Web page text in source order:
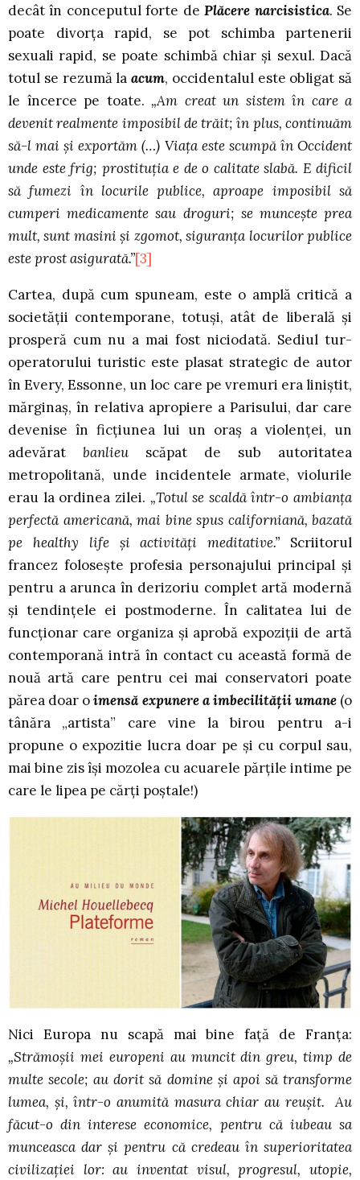
decât în conceputul forte dePlăcere narcisistica. Se
poate divorţa rapid, se pot schimba partenerii
sexuali rapid, se poate schimbă chiar şi sexul. Dacă
totul se rezumă la acum, occidentalul este obligat să
le încerce pe toate. „Am creat un sistem în care a
devenit realmente imposibil de trăit; în plus, continuăm
să-l mai şi exportăm (…) Viaţa este scumpă în Occident
unde este frig; prostituţia e de o calitate slabă. E dificil
să fumezi în locurile publice, aproape imposibil să
cumperi medicamente sau droguri; se munceşte prea
mult, sunt masini şi zgomot, siguranţa locurilor publice
este prost asigurată.”[3]
Cartea, după cum spuneam, este o amplă critică a
societăţii contemporane, totuşi, atât de liberală şi
prosperă cum nu a mai fost niciodată. Sediul tur-
operatorului turistic este plasat strategic de autor
în Every, Essonne, un loc care pe vremuri era liniştit,
mărginaş, în relativa apropiere a Parisului, dar care
devenise în ficţiunea lui un oraş a violenţei, un
adevărat banlieu scăpat de sub autoritatea
metropolitană, unde incidentele armate, violurile
erau la ordinea zilei. „Totul se scaldă într-o ambianţa
perfectă americană, mai bine spus californiană, bazată
pe healthy life şi activităţi meditative.” Scriitorul
francez foloseşte profesia personajului principal şi
pentru a arunca în derizoriu complet artă modernă
şi tendinţele ei postmoderne. În calitatea lui de
funcţionar care organiza şi aprobă expoziţii de artă
contemporană intră în contact cu această formă de
nouă artă care pentru cei mai conservatori poate
părea doar oimensă expunere a imbecilităţii umane(o
tânăra „artista” care vine la birou pentru a-i
propune o expozitie lucra doar pe şi cu corpul sau,
mai bine zis îşi mozolea cu acuarele părţile intime pe
care le lipea pe cărţi poştale!)
Nici Europa nu scapă mai bine faţă de Franţa:
„Strămoşii mei europeni au muncit din greu, timp de
multe secole; au dorit să domine şi apoi să transforme
lumea, şi, într-o anumită masura chiar au reuşit. Au
făcut-o din interese economice, pentru că iubeau sa
munceasca dar şi pentru că credeau în superioritatea
civilizaţiei lor: au inventat visul, progresul, utopie,